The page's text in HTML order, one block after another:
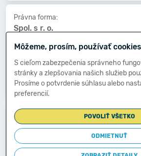
Právna forma:
Spol. s r. o.
Kat. veľkosti:
Druh vlastníctva:
Súkromné tuzemské
Dátum vzniku:
11.01.2018
Dátum zániku:
-
Môžeme, prosím, používať
S cieľom zabezpečenia správneho
stránky a zlepšovania našich služieb
Prosíme o potvrdenie súhlasu alebo
preferencií.
POVOLIŤ VŠETKO
ODMIETNUŤ